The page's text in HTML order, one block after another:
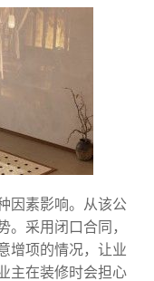
因素影响。从该公
。采用闭口合同，
增项的情况，让业
主在装修时会担心